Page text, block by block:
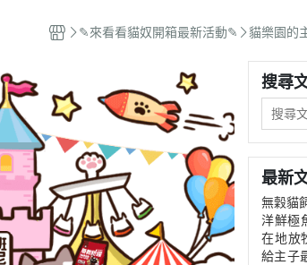
居家 / 臥室 / 抱枕 / 燈
文具 / 3C用品
貓咪公仔 / 盲盒
✎來看看貓奴開箱最新活動✎ 貓樂園的
搜尋
最新
無穀貓
洋鮮極
在地放
給主子